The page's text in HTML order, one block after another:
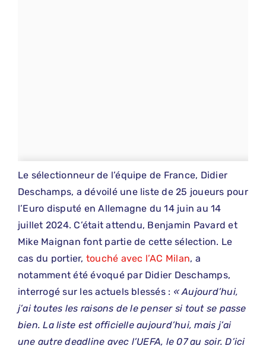
Le sélectionneur de l’équipe de France, Didier
Deschamps, a dévoilé une liste de 25 joueurs pour
l’Euro disputé en Allemagne du 14 juin au 14
juillet 2024. C’était attendu, Benjamin Pavard et
Mike Maignan font partie de cette sélection. Le
cas du portier, touché avec l’AC Milan, a
notamment été évoqué par Didier Deschamps,
interrogé sur les actuels blessés : « Aujourd’hui,
j’ai toutes les raisons de le penser si tout se passe
bien. La liste est officielle aujourd’hui, mais j’ai
une autre deadline avec l’UEFA, le 07 au soir. D’ici